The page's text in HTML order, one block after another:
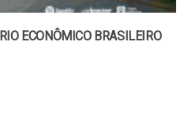
ECONÔMICO BRASILEIRO